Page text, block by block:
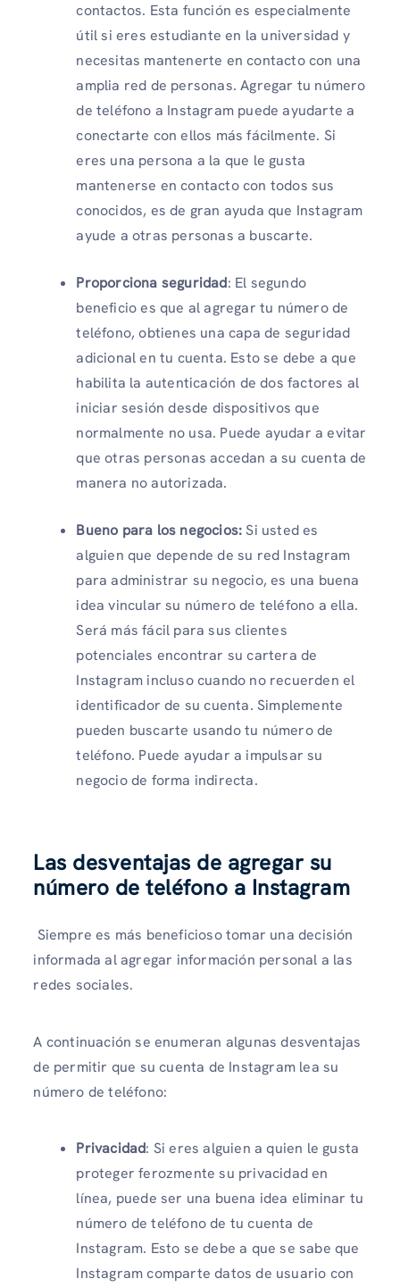
contactos. Esta función es especialmente
útil si eres estudiante en la universidad y
necesitas mantenerte en contacto con una
amplia red de personas. Agregar tu número
de teléfono a Instagram puede ayudarte a
conectarte con ellos más fácilmente. Si
eres una persona a la que le gusta
mantenerse en contacto con todos sus
conocidos, es de gran ayuda que Instagram
ayude a otras personas a buscarte.
Proporciona seguridad: El segundo
beneficio es que al agregar tu número de
teléfono, obtienes una capa de seguridad
adicional en tu cuenta. Esto se debe a que
habilita la autenticación de dos factores al
iniciar sesión desde dispositivos que
normalmente no usa. Puede ayudar a evitar
que otras personas accedan a su cuenta de
manera no autorizada.
Bueno para los negocios:Si usted es
alguien que depende de su red Instagram
para administrar su negocio, es una buena
idea vincular su número de teléfono a ella.
Será más fácil para sus clientes
potenciales encontrar su cartera de
Instagram incluso cuando no recuerden el
identificador de su cuenta. Simplemente
pueden buscarte usando tu número de
teléfono. Puede ayudar a impulsar su
negocio de forma indirecta.
Las desventajas de agregar su
número de teléfono a Instagram
Siempre es más beneficioso tomar una decisión
informada al agregar información personal a las
redes sociales.
A continuación se enumeran algunas desventajas
de permitir que su cuenta de Instagram lea su
número de teléfono:
Privacidad: Si eres alguien a quien le gusta
proteger ferozmente su privacidad en
línea, puede ser una buena idea eliminar tu
número de teléfono de tu cuenta de
Instagram. Esto se debe a que se sabe que
Instagram comparte datos de usuario con